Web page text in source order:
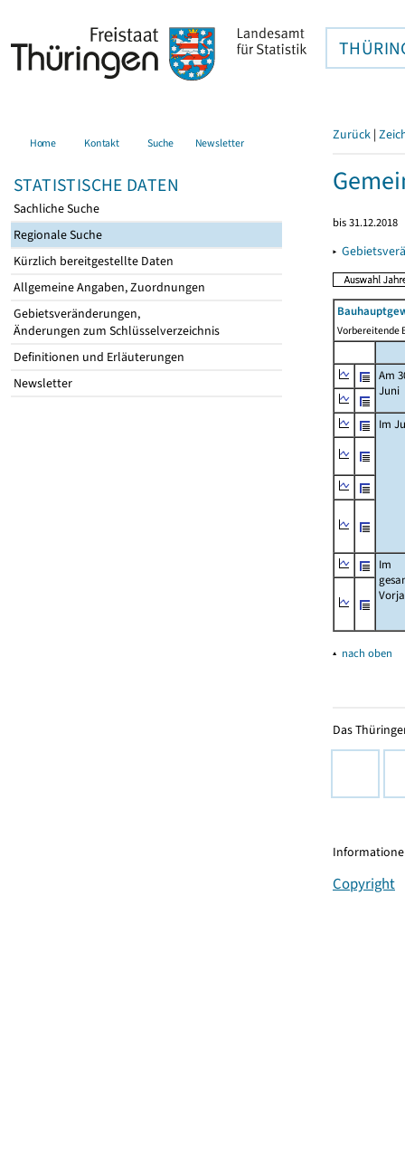
Home Kontakt Suche Newsletter
STATISTISCHE DATEN
Sachliche Suche
Regionale Suche
Kürzlich bereitgestellte Daten
Allgemeine Angaben, Zuordnungen
Gebietsveränderungen,
Änderungen zum Schlüsselverzeichnis
Definitionen und Erläuterungen
Newsletter
Zurück |
bis 31.12.2018
▸
Vorbereitende
Am
Juni
Im
Im
▴ nach oben
Das
Copyright